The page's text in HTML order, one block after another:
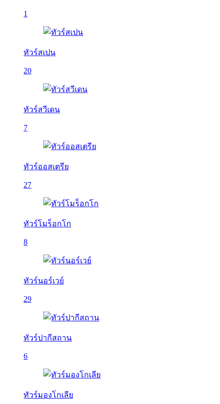
1
ทัวร์สเปน
20
ทัวร์สวีเดน
7
ทัวร์ออสเตรีย
27
ทัวร์โมร็อกโก
8
ทัวร์นอร์เวย์
29
ทัวร์ปากีสถาน
6
ทัวร์มองโกเลีย